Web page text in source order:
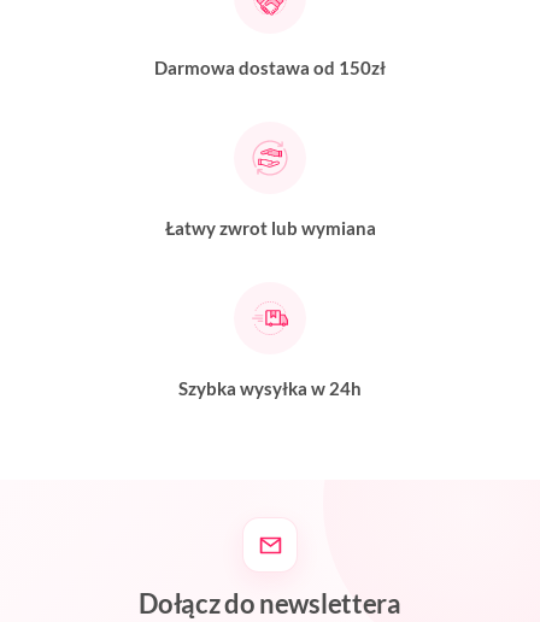
Darmowa dostawa od 150zł
Łatwy zwrot lub wymiana
Szybka wysyłka w 24h
Dołącz do newslettera